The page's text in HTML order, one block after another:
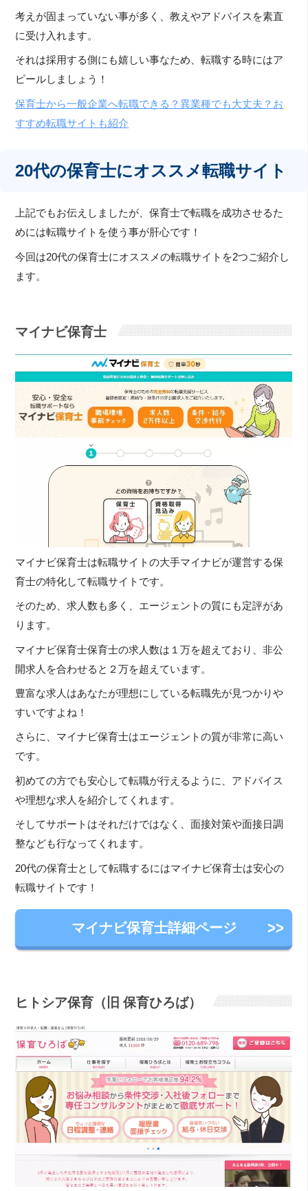
考えが固まっていない事が多く、教えやアドバイスを素直
に受け入れます。
それは採用する側にも嬉しい事なため、転職する時にはア
ピールしましょう！
保育士から一般企業へ転職できる？異業種でも大丈夫？お
すすめ転職サイトも紹介
20代の保育士にオススメ転職サイト
上記でもお伝えしましたが、保育士で転職を成功させるた
めには転職サイトを使う事が肝心です！
今回は20代の保育士にオススメの転職サイトを2つご紹介し
ます。
マイナビ保育士
マイナビ保育士は転職サイトの大手マイナビが運営する保
育士の特化して転職サイトです。
そのため、求人数も多く、エージェントの質にも定評があ
ります。
マイナビ保育士保育士の求人数は１万を超えており、非公
開求人を合わせると２万を超えています。
豊富な求人はあなたが理想にしている転職先が見つかりや
すいですよね！
さらに、マイナビ保育士はエージェントの質が非常に高い
です。
初めての方でも安心して転職が行えるように、アドバイス
や理想な求人を紹介してくれます。
そしてサポートはそれだけではなく、面接対策や面接日調
整なども行なってくれます。
20代の保育士として転職するにはマイナビ保育士は安心の
転職サイトです！
マイナビ保育士詳細ページ
ヒトシア保育（旧 保育ひろば）